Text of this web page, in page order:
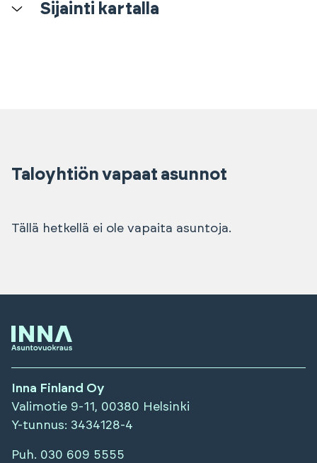
Sijainti kartalla
Taloyhtiön vapaat asunnot
Tällä hetkellä ei ole vapaita asuntoja.
Inna Finland Oy
Valimotie 9-11, 00380 Helsinki
Y-tunnus: 3434128-4
Puh. 030 609 5555